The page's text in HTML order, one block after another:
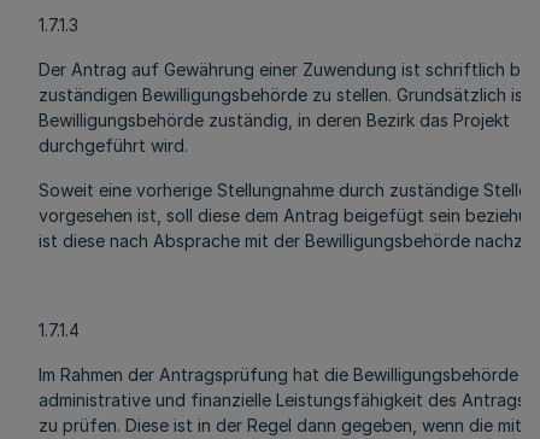
1.7.1.3
Der Antrag auf Gewährung einer Zuwendung ist schriftlich bei
zuständigen Bewilligungsbehörde zu stellen. Grundsätzlich ist
Bewilligungsbehörde zuständig, in deren Bezirk das Projekt
durchgeführt wird.
Soweit eine vorherige Stellungnahme durch zuständige Stellen
vorgesehen ist, soll diese dem Antrag beigefügt sein
ist diese nach Absprache mit der Bewilligungsbehörde
1.7.1.4
Im Rahmen der Antragsprüfung hat die Bewilligungsbehörde
administrative und finanzielle Leistungsfähigkeit des
zu prüfen. Diese ist in der Regel dann gegeben, wenn die mit